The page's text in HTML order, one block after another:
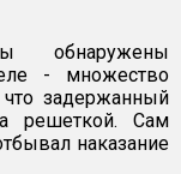
обнаружены
- множество
задержанный
решеткой. Сам
наказание